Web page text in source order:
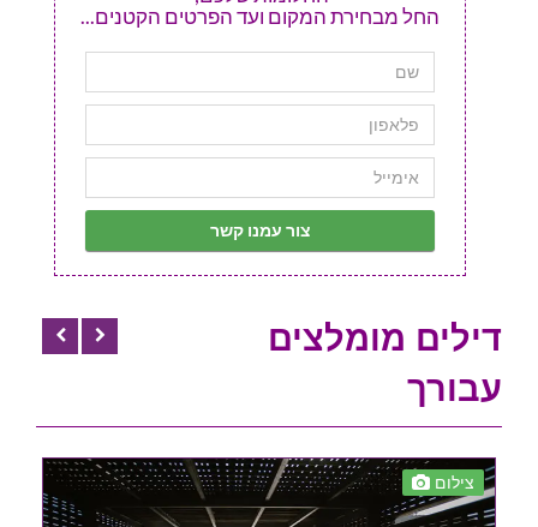
החל מבחירת המקום ועד הפרטים הקטנים...
דילים מומלצים
עבורך
צילום